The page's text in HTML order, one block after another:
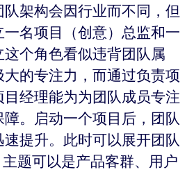
架构会因行业而不同，但
名项目（创意）总监和一
个角色看似违背团队属
的专注力，而通过负责项
经理能为为团队成员专注
。启动一个项目后，团队
提升。此时可以展开团队
题可以是产品客群、用户